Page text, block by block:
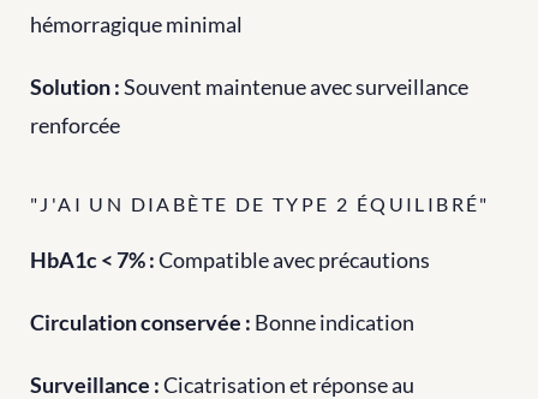
hémorragique minimal
Solution : Souvent maintenue avec surveillance
renforcée
"J'AI UN DIABÈTE DE TYPE 2 ÉQUILIBRÉ"
HbA1c < 7% : Compatible avec précautions
Circulation conservée : Bonne indication
Surveillance : Cicatrisation et réponse au